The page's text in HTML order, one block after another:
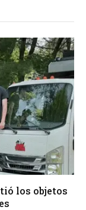
los objetos